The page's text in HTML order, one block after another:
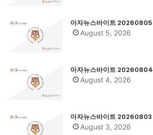
아자뉴스바이트 20260805
August 5, 2026
아자뉴스바이트 20260804
August 4, 2026
아자뉴스바이트 20260803
August 3, 2026